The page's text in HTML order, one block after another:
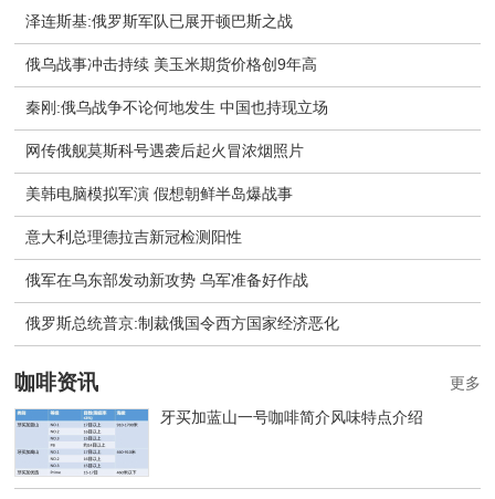
泽连斯基:俄罗斯军队已展开顿巴斯之战
俄乌战事冲击持续 美玉米期货价格创9年高
秦刚:俄乌战争不论何地发生 中国也持现立场
网传俄舰莫斯科号遇袭后起火冒浓烟照片
美韩电脑模拟军演 假想朝鲜半岛爆战事
意大利总理德拉吉新冠检测阳性
俄军在乌东部发动新攻势 乌军准备好作战
​俄罗斯总统普京:制裁俄国令西方国家经济恶化
咖啡资讯
牙买加蓝山一号咖啡简介风味特点介绍
更多